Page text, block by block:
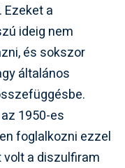
a
ideig nem
és sokszor
általános
1950-es
foglalkozni ezzel
volt a diszulfiram